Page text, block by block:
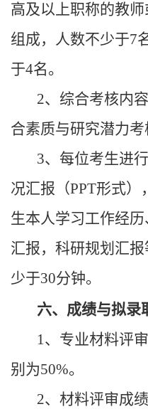
高及以上职称的教
组成，人数不少于7
于4名。
2、综合考核内
合素质与研究潜力考
3、每位考生进
况汇报（PPT形式
生本人学习工作经
汇报，科研规划汇
少于30分钟。
六、成绩与拟录
1、专业材料评
别为50%。
2、材料评审成